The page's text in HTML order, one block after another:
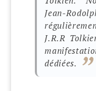
Jean-
J.R.R
dédiées.